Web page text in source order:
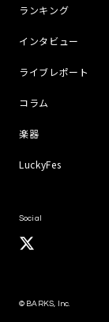
ランキング
インタビュー
ライブレポート
コラム
楽器
LuckyFes
Social
© BARKS, Inc.